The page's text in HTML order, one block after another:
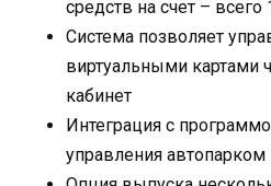
средств на счет – всего
Система позволяет
виртуальными картами
кабинет
Интеграция с
управления автопарком